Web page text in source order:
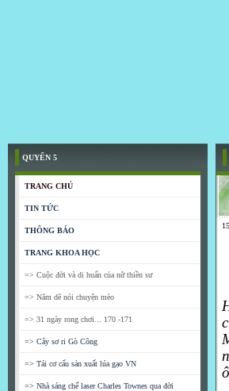
QUYỂN 5
TRANG CHỦ
TIN TỨC
THÔNG BÁO
TRANG KHOA HỌC
=> Cuộc đời và di huấn của nữ thiền sư
=> Năm dê nói chuyện mèo
=> 31 ngày rong chơi... 170 -171
=> Cây sơ ri Gò Công
=> Tái cơ cấu sản xuất lúa gạo VN
=> Nhà sáng chế laser Charles Townes qua đời